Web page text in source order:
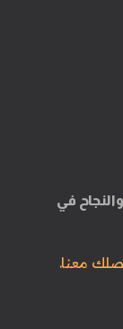
في
معنا.